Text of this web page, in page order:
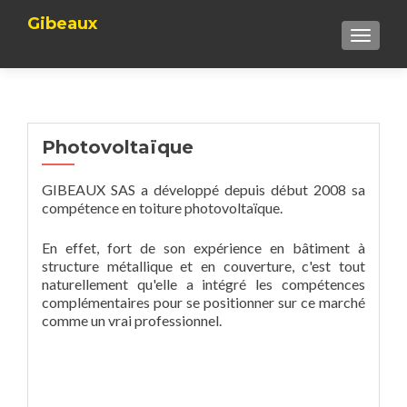
Gibeaux
Photovoltaïque
GIBEAUX SAS a développé depuis début 2008 sa
compétence en toiture photovoltaïque.
En effet, fort de son expérience en bâtiment à
structure métallique et en couverture, c'est tout
naturellement qu'elle a intégré les compétences
complémentaires pour se positionner sur ce marché
comme un vrai professionnel.